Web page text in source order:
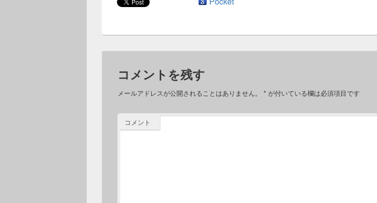
コメントを残す
メールアドレスが公開されることはありません。 * が付いている欄は必須項目です
コメント